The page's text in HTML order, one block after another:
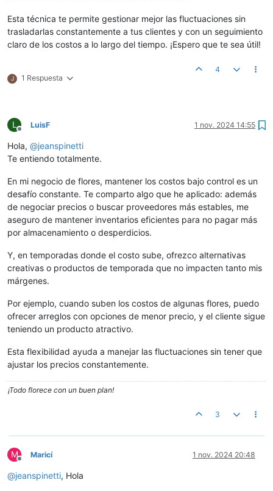
Esta técnica te permite gestionar mejor las fluctuaciones sin
trasladarlas constantemente a tus clientes y con un seguimiento
claro de los costos a lo largo del tiempo. ¡Espero que te sea útil!
J 1 Respuesta
4
L
Desconectado
LuisF 1 nov. 2024 14:55
Hola, @jeanspinetti
Te entiendo totalmente.
En mi negocio de flores, mantener los costos bajo control es un
desafío constante. Te comparto algo que he aplicado: además
de negociar precios o buscar proveedores más estables, me
aseguro de mantener inventarios eficientes para no pagar más
por almacenamiento o desperdicios.
Y, en temporadas donde el costo sube, ofrezco alternativas
creativas o productos de temporada que no impacten tanto mis
márgenes.
Por ejemplo, cuando suben los costos de algunas flores, puedo
ofrecer arreglos con opciones de menor precio, y el cliente sigue
teniendo un producto atractivo.
Esta flexibilidad ayuda a manejar las fluctuaciones sin tener que
ajustar los precios constantemente.
¡Todo florece con un buen plan!
3
M
Desconectado
Maricí 1 nov. 2024 20:48
@jeanspinetti, Hola